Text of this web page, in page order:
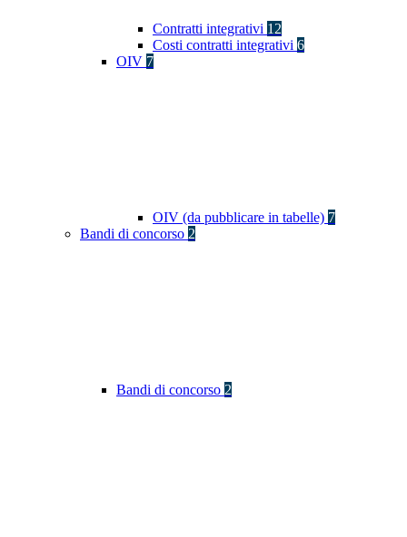
Contratti integrativi 12
Costi contratti integrativi 6
OIV 7
OIV (da pubblicare in tabelle) 7
Bandi di concorso 2
Bandi di concorso 2